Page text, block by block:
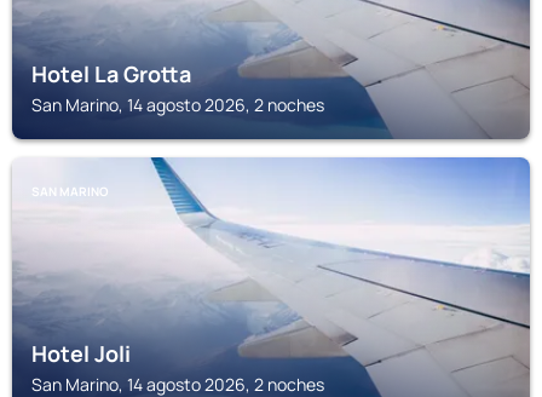
Hotel La Grotta
San Marino, 14 agosto 2026, 2 noches
SAN MARINO
Hotel Joli
San Marino, 14 agosto 2026, 2 noches